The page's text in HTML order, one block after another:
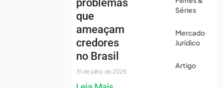
problemas
que
ameaçam
credores
no Brasil
31 de julho de 2026
Séries
Mercado
Jurídico
Artigo